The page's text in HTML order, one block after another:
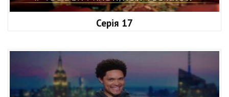
Серія 17